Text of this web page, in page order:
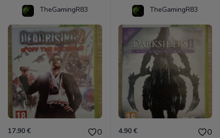
TheGamingR83
17.90 € 0
TheGamingR83
4.90 € 0